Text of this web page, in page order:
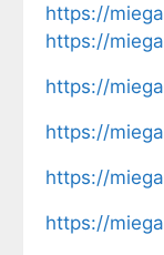
https://
https://
https://
https://
https://
https://